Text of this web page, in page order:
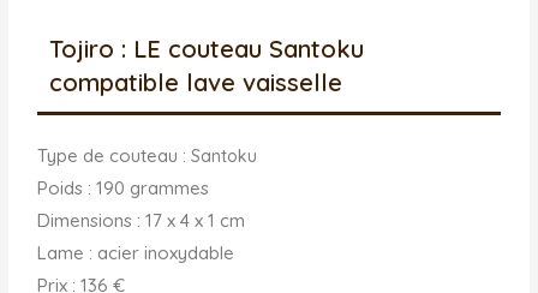
Tojiro : LE couteau Santoku
compatible lave vaisselle
Type de couteau :Santoku
Poids : 190 grammes
Dimensions : ‎17 x 4 x 1 cm
Lame : ‎acier inoxydable
Prix : 136 €